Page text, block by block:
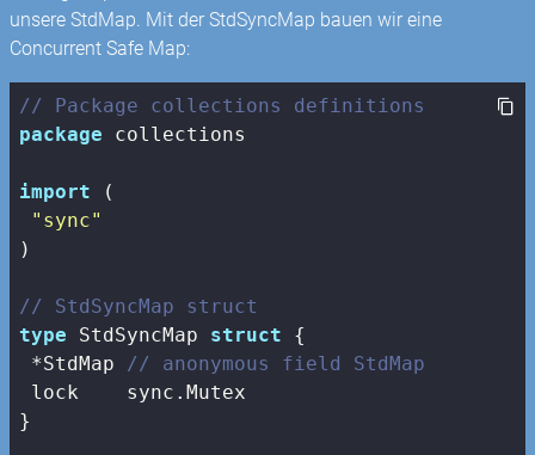
unsere StdMap. Mit der StdSyncMap bauen wir eine
Concurrent Safe Map:
// Package collections definitions
package collections
import (
"sync"
)
// StdSyncMap struct
type StdSyncMap struct {
*StdMap // anonymous field StdMap
lock    sync.Mutex
}